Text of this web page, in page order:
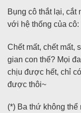
Bụng cô thắt lại, cắt
với hệ thống của cô:
Chết mất, chết mất,
gian con thế? Mọi
chịu được hết, chỉ
được thôi~
(*) Ba thứ không